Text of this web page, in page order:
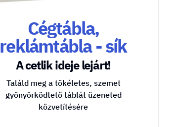
Cégtábla,
reklámtábla - sík
A cetlik ideje lejárt!
Találd meg a tökéletes, szemet
gyönyörködtető táblát üzeneted
közvetítésére